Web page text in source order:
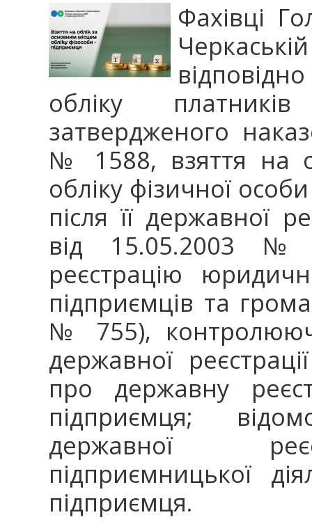
Фахівці
обліку
затвердженого
№ 1588, взяття на
обліку фізичної
після її державної
від 15.05.2003 №
реєстрацію
підприємців та
№ 755),
державної
про державну
підприємця;
державної
підприємницької
підприємця.